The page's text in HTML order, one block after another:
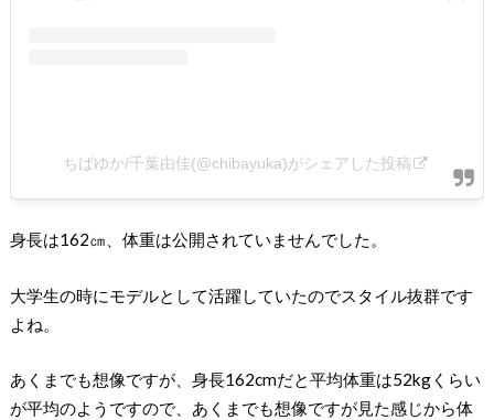
ちばゆか/千葉由佳(@chibayuka)がシェアした投稿
身長は162㎝、体重は公開されていませんでした。
大学生の時にモデルとして活躍していたのでスタイル抜群です
よね。
あくまでも想像ですが、身長162cmだと平均体重は52kgくらい
が平均のようですので、あくまでも想像ですが見た感じから体